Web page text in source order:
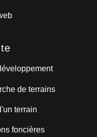
de terrains
terrain
foncières